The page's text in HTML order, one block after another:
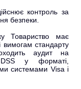
контроль за
безпеки.
Товариство має
вимогам стандарту
аудит на
DSS у форматі,
системами Visa і